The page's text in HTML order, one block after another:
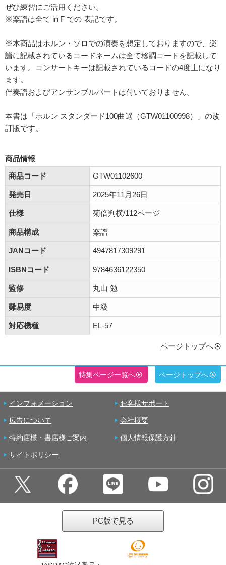
ぜひ練習にご活用ください。
※楽譜は全て in F での 表記です。
※本商品はホルン・ソロでの演奏を想定しておりますので、楽
譜に記載されているコードネームは全て移調コードを記載して
います。コンサートキーは記載されているコードの4度上になり
ます。
伴奏譜およびアンサンブルパートは付いておりません。
本書は「ホルン スタンダード100曲選（GTW01100998）」の改
訂版です。
商品情報
商品コード
GTW01102600
発売日 2025年11月26日
仕様 菊倍判横/112ページ
商品構成 楽譜
JANコード 4947817309291
ISBNコード 9784636122350
監修 丸山 勉
難易度 中級
対応機種 EL-57
ページトップへ
特集ページ一覧へ ページトップへ
インフォメーション お客様サポート
広告について 会社概要
特約店様・書店様ご案内 個人情報保護方針
サイトポリシー
PC版で見る